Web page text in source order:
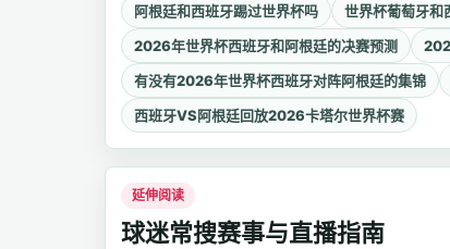
阿根廷和西班牙踢过世界杯吗
世界杯葡萄牙和
2026年世界杯西班牙和阿根廷的决赛预测
有没有2026年世界杯西班牙对阵阿根廷的集锦
西班牙VS阿根廷回放2026卡塔尔世界杯赛
延伸阅读
球迷常搜赛事与直播指南